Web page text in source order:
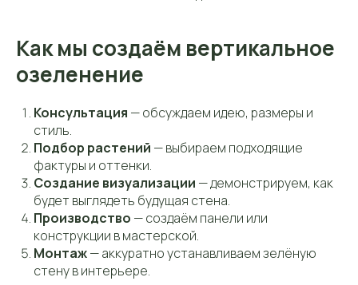
Как мы создаём вертикальное
озеленение
Консультация — обсуждаем идею, размеры и
стиль.
Подбор растений — выбираем подходящие
фактуры и оттенки.
Создание визуализации — демонстрируем, как
будет выглядеть будущая стена.
Производство — создаём панели или
конструкции в мастерской.
Монтаж— аккуратно устанавливаем зелёную
стену в интерьере.